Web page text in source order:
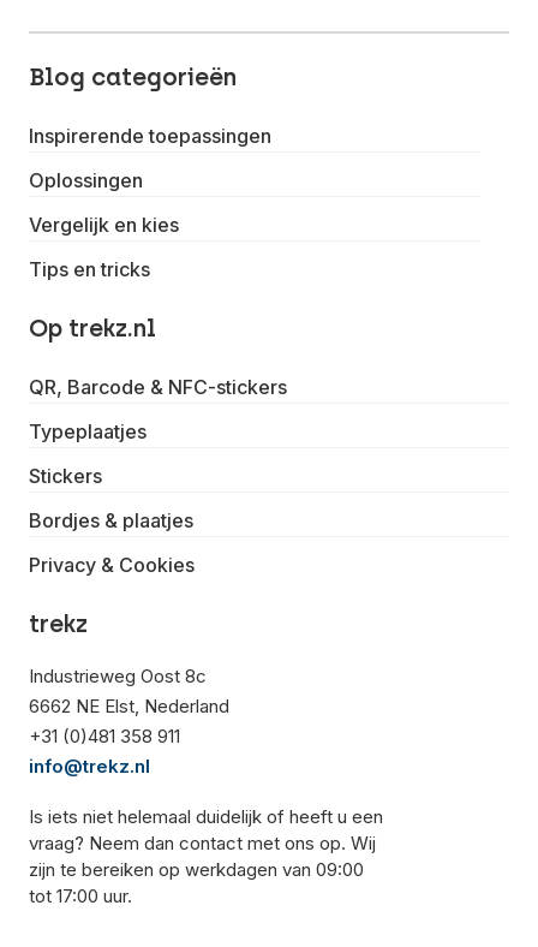
Blog categorieën
Inspirerende toepassingen
Oplossingen
Vergelijk en kies
Tips en tricks
Op trekz.nl
QR, Barcode & NFC-stickers
Typeplaatjes
Stickers
Bordjes & plaatjes
Privacy & Cookies
trekz
Industrieweg Oost 8c
6662 NE Elst, Nederland
+31 (0)481 358 911
info@trekz.nl
Is iets niet helemaal duidelijk of heeft u een
vraag? Neem dan contact met ons op. Wij
zijn te bereiken op werkdagen van 09:00
tot 17:00 uur.